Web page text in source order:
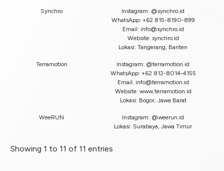
Synchro
Instagram: @synchro.id
WhatsApp: +62 815-8190-899
Email: info@synchro.id
Website: synchro.id
Lokasi: Tangerang, Banten
Terramotion
Instagram: @terramotion.id
WhatsApp: +62 812-8014-4155
Email: info@terramotion.id
Website: www.terramotion.id
Lokasi: Bogor, Jawa Barat
WeeRUN
Instagram: @weerun.id
Lokasi: Surabaya, Jawa Timur
Showing 1 to 11 of 11 entries